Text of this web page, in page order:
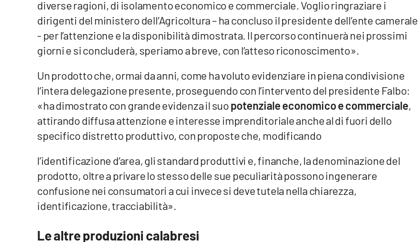
Cookie policy
diverse ragioni, di isolamento economico e commerciale. Voglio ringraziare i
dirigenti del ministero dell’Agricoltura – ha concluso il presidente dell’ente camerale
- per l’attenzione e la disponibilità dimostrata. Il percorso continuerà nei prossimi
giorni e si concluderà, speriamo a breve, con l’atteso riconoscimento».
Un prodotto che, ormai da anni, come ha voluto evidenziare in piena condivisione
l’intera delegazione presente, proseguendo con l’intervento del presidente Falbo:
«ha dimostrato con grande evidenza il suopotenziale economico e commerciale,
attirando diffusa attenzione e interesse imprenditoriale anche al di fuori dello
specifico distretto produttivo, con proposte che, modificando
l’identificazione d’area, gli standard produttivi e, finanche, la denominazione del
prodotto, oltre a privare lo stesso delle sue peculiarità possono ingenerare
confusione nei consumatori a cui invece si deve tutela nella chiarezza,
identificazione, tracciabilità».
Le altre produzioni calabresi